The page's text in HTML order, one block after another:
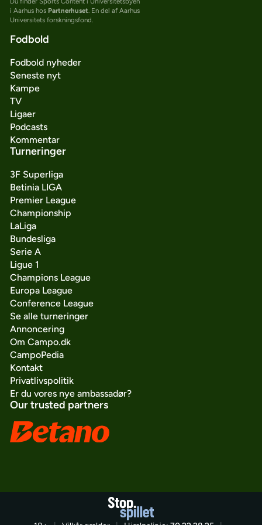
i Aarhus hos Partnerhuset . En del af Aarhus
Universitets forskningsfond.
Fodbold
Fodbold nyheder
Seneste nyt
Kampe
TV
Ligaer
Podcasts
Kommentar
Turneringer
3F Superliga
Betinia LIGA
Premier League
Championship
LaLiga
Bundesliga
Serie A
Ligue 1
Champions League
Europa League
Conference League
Se alle turneringer
Annoncering
Om Campo.dk
CampoPedia
Kontakt
Privatlivspolitik
Er du vores nye ambassadør?
Our trusted partners